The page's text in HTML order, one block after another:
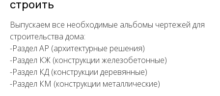
строить
Выпускаем все необходимые альбомы чертежей для
строительства дома:
-Раздел АР (архитектурные решения)
-Раздел КЖ (конструкции железобетонные)
-Раздел КД (конструкции деревянные)
-Раздел КМ (конструкции металлические)